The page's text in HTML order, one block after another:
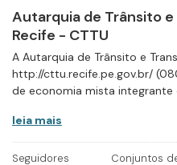
Autarquia de Trânsito
Recife - CTTU
A Autarquia de Trânsito e
http://cttu.recife.pe.gov.br/
de economia mista integrante
leia mais
Seguidores Conjuntos